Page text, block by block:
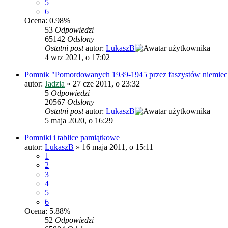
5
6
Ocena: 0.98%
53 Odpowiedzi
65142 Odsłony
Ostatni postautor: LukaszB
4 wrz 2021, o 17:02
Pomnik "Pomordowanych 1939-1945 przez faszystów
autor: Jadzia » 27 cze 2011, o 23:32
5 Odpowiedzi
20567 Odsłony
Ostatni postautor: LukaszB
5 maja 2020, o 16:29
Pomniki i tablice pamiątkowe
autor: LukaszB » 16 maja 2011, o 15:11
1
2
3
4
5
6
Ocena: 5.88%
52 Odpowiedzi